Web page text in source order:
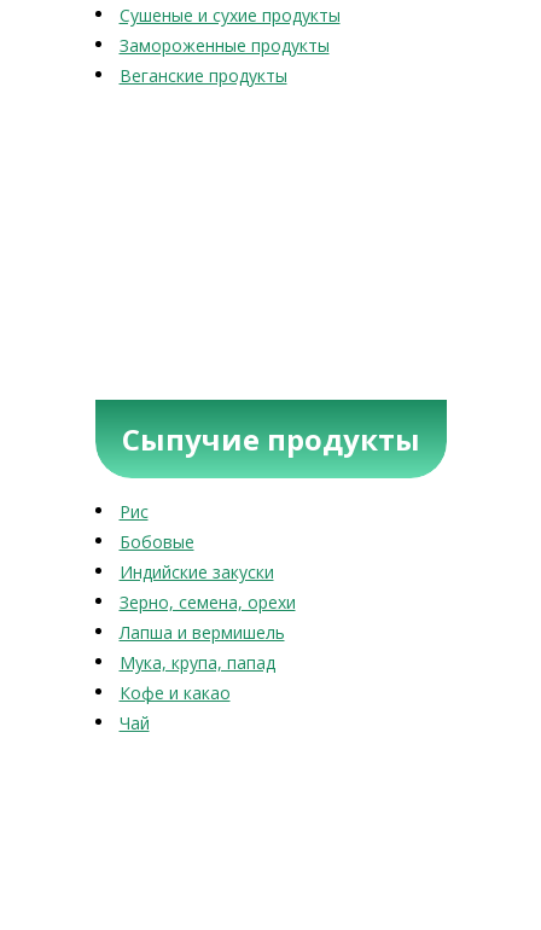
Сушеные и сухие продукты
Замороженные продукты
Веганские продукты
Сыпучие продукты
Рис
Бобовые
Индийские закуски
Зерно, семена, орехи
Лапша и вермишель
Мука, крупа, папад
Кофе и какао
Чай